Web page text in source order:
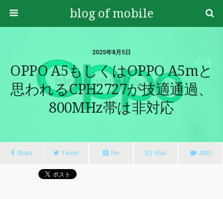
blog of mobile
2025年8月5日
OPPO A5もしくはOPPO A5mと
思われるCPH2727が技適通過、
800MHz帯は非対応
Share Tweet Pin Mail SMS